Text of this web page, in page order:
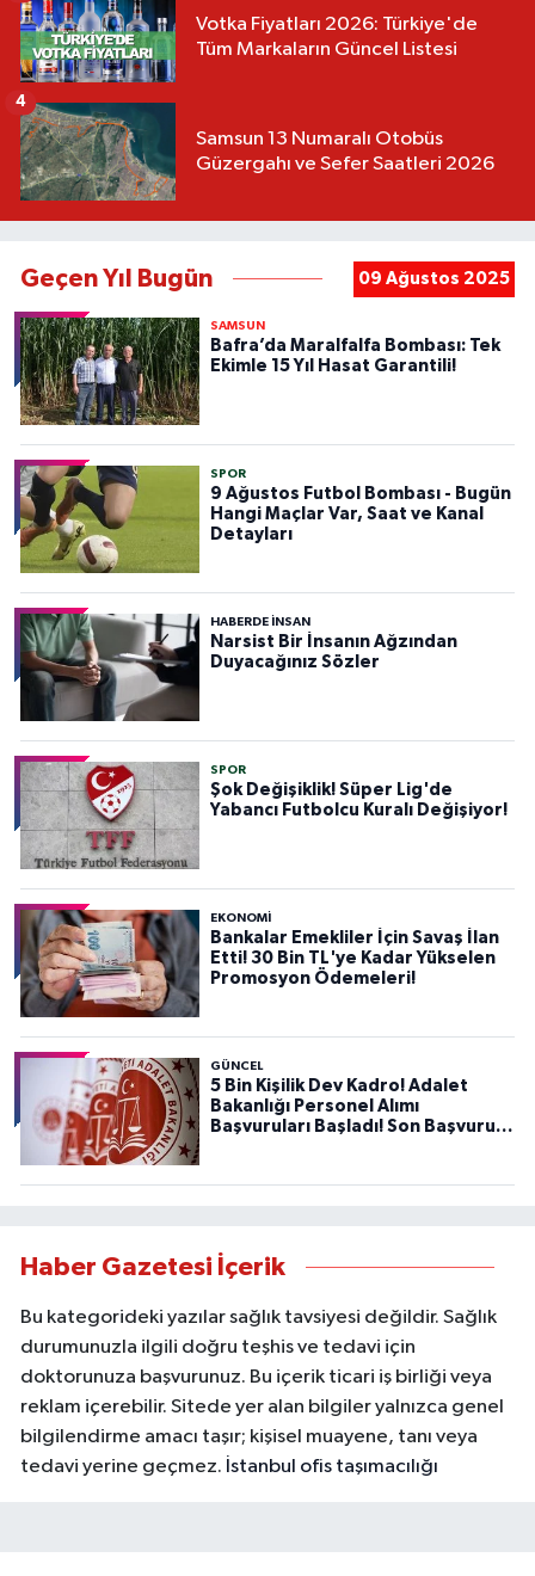
Votka Fiyatları 2026: Türkiye'de
Tüm Markaların Güncel Listesi
Samsun 13 Numaralı Otobüs
Güzergahı ve Sefer Saatleri 2026
4
Geçen Yıl Bugün 09 Ağustos 2025
SAMSUN
Bafra’da Maralfalfa Bombası: Tek
Ekimle 15 Yıl Hasat Garantili!
SPOR
9 Ağustos Futbol Bombası - Bugün
Hangi Maçlar Var, Saat ve Kanal
Detayları
HABERDE INSAN
Narsist Bir İnsanın Ağzından
Duyacağınız Sözler
SPOR
Şok Değişiklik! Süper Lig'de
Yabancı Futbolcu Kuralı Değişiyor!
EKONOMİ
Bankalar Emekliler İçin Savaş İlan
Etti! 30 Bin TL'ye Kadar Yükselen
Promosyon Ödemeleri!
GÜNCEL
5 Bin Kişilik Dev Kadro! Adalet
Bakanlığı Personel Alımı
Başvuruları Başladı! Son Başvuru
Haber Gazetesi İçerik
Bu kategorideki yazılar sağlık tavsiyesi değildir. Sağlık
durumunuzla ilgili doğru teşhis ve tedavi için
doktorunuza başvurunuz. Bu içerik ticari iş birliği veya
reklam içerebilir. Sitede yer alan bilgiler yalnızca genel
bilgilendirme amacı taşır; kişisel muayene, tanı veya
tedavi yerine geçmez. İstanbul ofis taşımacılığı